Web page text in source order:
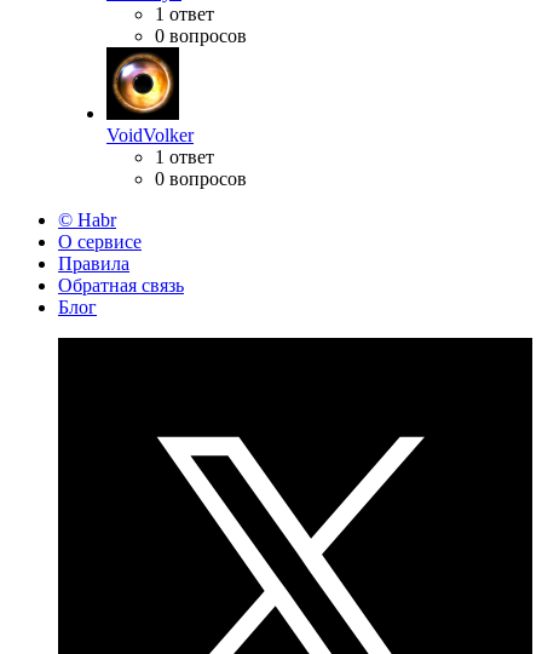
1 ответ
0 вопросов
VoidVolker
1 ответ
0 вопросов
© Habr
О сервисе
Правила
Обратная связь
Блог